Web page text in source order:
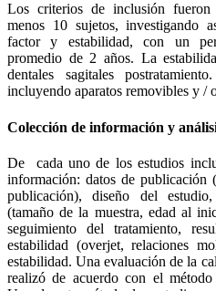
Los criterios de inclusión
menos 10 sujetos, investigando
factor y estabilidad, con un
promedio de 2 años. La
dentales sagitales
incluyendo aparatos removibles y /
Colección de información y
De cada uno de los estudios
información: datos de publicación
publicación), diseño del
(tamaño de la muestra, edad al
seguimiento del tratamiento,
estabilidad (overjet, relaciones
estabilidad. Una evaluación de la
realizó de acuerdo con el